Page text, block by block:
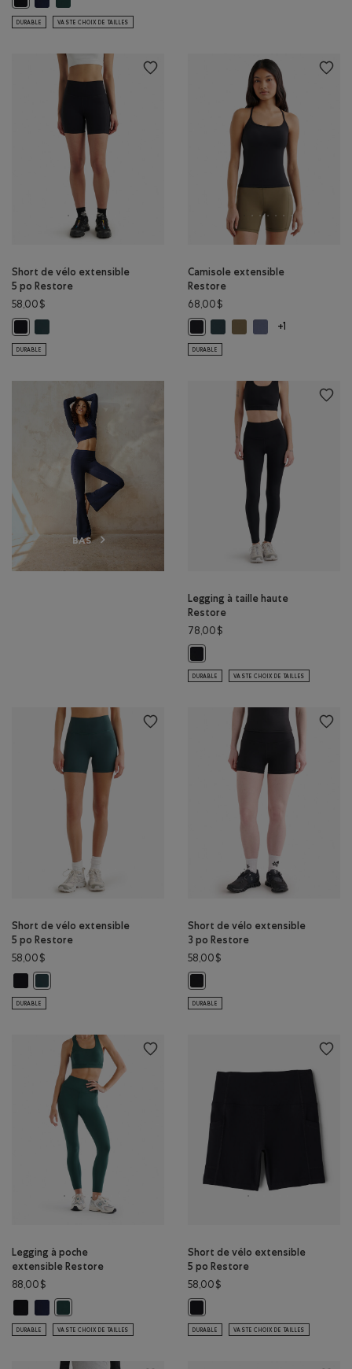
DURABLE VASTE CHOIX DE TAILLES
Short de vélo extensible
5 po Restore
58,00$
Short de vélo extensible 5 po Restore: VARSITY VERT Couleur
DURABLE
Camisole extensible
Restore
68,00$
Camisole extensible Restore:
Camisole extensible Restore:
Camisole extensible
Camisole extensible
+1
DURABLE
BAS
Legging à taille haute
Restore
78,00$
DURABLE VASTE CHOIX DE TAILLES
Short de vélo extensible
5 po Restore
58,00$
Short de vélo extensible 5 po Restore: NOIR Couleur
DURABLE
Short de vélo extensible
3 po Restore
58,00$
DURABLE
Legging à poche
extensible Restore
88,00$
DURABLE VASTE CHOIX DE TAILLES
Short de vélo extensible
5 po Restore
58,00$
DURABLE VASTE CHOIX DE TAILLES